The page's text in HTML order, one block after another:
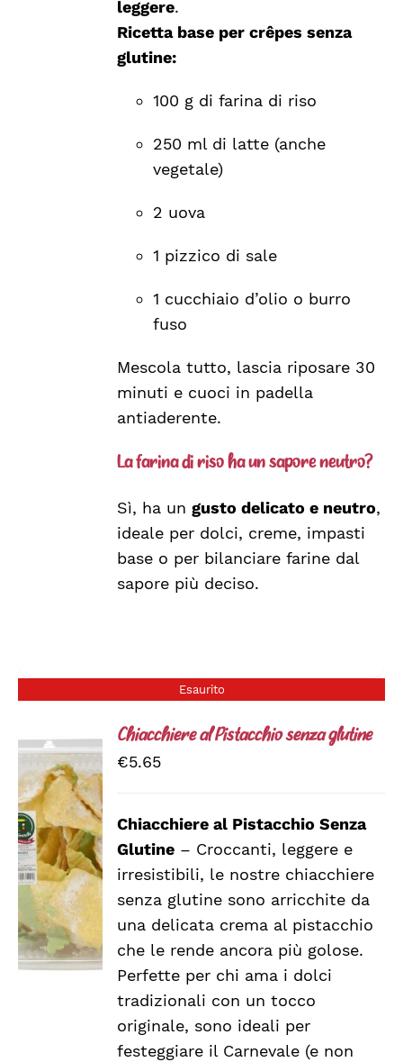
leggere.
Ricetta base per crêpes senza
glutine:
100 g di farina di riso
250 ml di latte (anche
vegetale)
2 uova
1 pizzico di sale
1 cucchiaio d’olio o burro
fuso
Mescola tutto, lascia riposare 30
minuti e cuoci in padella
antiaderente.
La farina di riso ha un sapore neutro?
Sì, ha ungusto delicato e neutro,
ideale per dolci, creme, impasti
base o per bilanciare farine dal
sapore più deciso.
Esaurito
DETTAGLI
Chiacchiere al Pistacchio senza glutine
€5.65
Chiacchiere al Pistacchio Senza
Glutine – Croccanti, leggere e
irresistibili, le nostre chiacchiere
senza glutine sono arricchite da
una delicata crema al pistacchio
che le rende ancora più golose.
Perfette per chi ama i dolci
tradizionali con un tocco
originale, sono ideali per
festeggiare il Carnevale (e non